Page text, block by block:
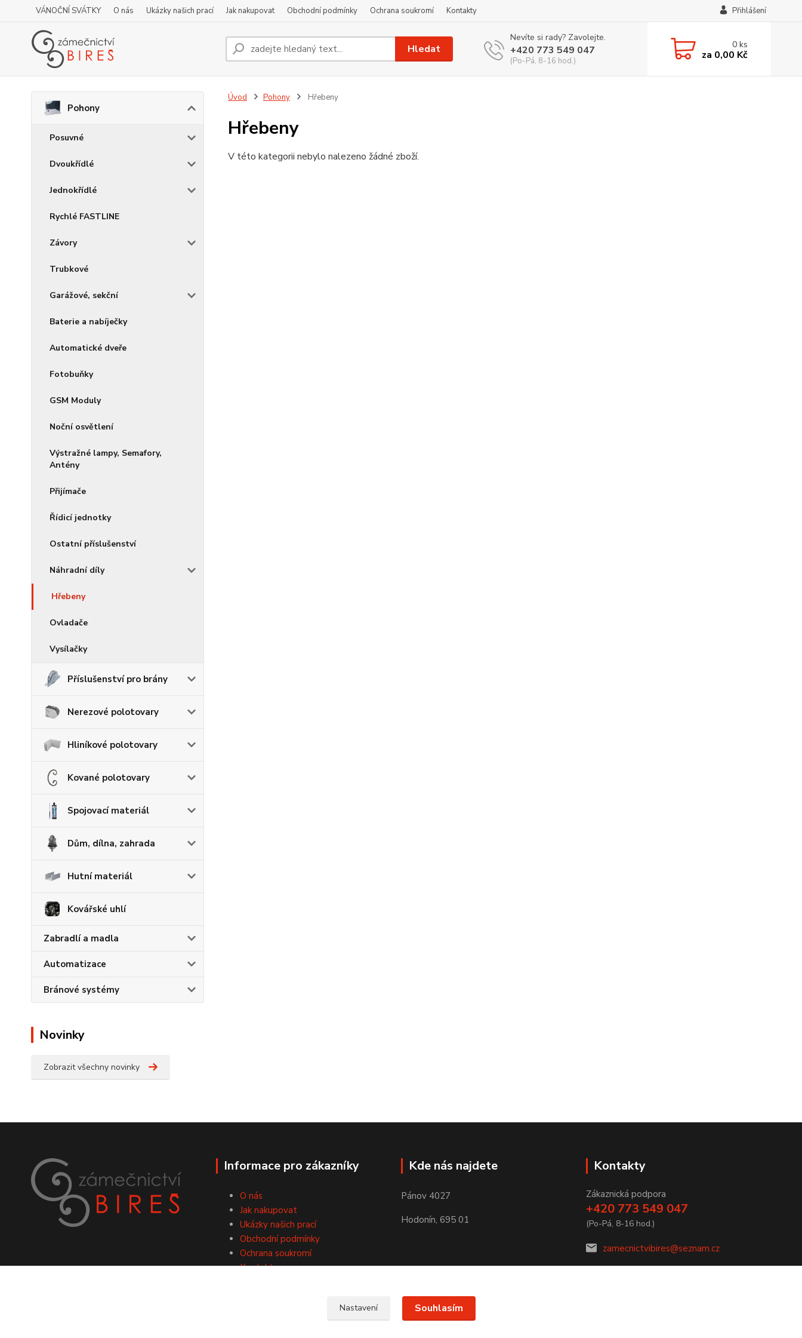
VÁNOČNÍ SVÁTKY O nás Ukázky našich prací Jak nakupovat Obchodní podmínky Ochrana soukromí Kontakty Přihlášení
Hledat
Nevíte si rady? Zavolejte.
+420 773 549 047
(Po-Pá, 8-16 hod.)
0ks
za 0,00 Kč
Pohony
Posuvné
Dvoukřídlé
Jednokřídlé
Rychlé FASTLINE
Závory
Trubkové
Garážové, sekční
Baterie a nabíječky
Automatické dveře
Fotobuňky
GSM Moduly
Noční osvětlení
Výstražné lampy, Semafory,
Antény
Přijímače
Řídicí jednotky
Ostatní příslušenství
Náhradní díly
Hřebeny
Ovladače
Vysílačky
Příslušenství pro brány
Nerezové polotovary
Hliníkové polotovary
Kované polotovary
Spojovací materiál
Dům, dílna, zahrada
Hutní materiál
Kovářské uhlí
Zabradlí a madla
Automatizace
Bránové systémy
Novinky
Zobrazit všechny novinky
Úvod Pohony Hřebeny
Hřebeny
V této kategorii nebylo nalezeno žádné zboží.
Informace pro zákazníky
O nás
Jak nakupovat
Ukázky našich prací
Obchodní podmínky
Ochrana soukromí
Kontakty
Kde nás najdete
Pánov 4027
Hodonín, 695 01
Kontakty
Zákaznická podpora
+420 773 549 047
(Po-Pá, 8-16 hod.)
zamecnictvibires@seznam.cz
Nastavení Souhlasím